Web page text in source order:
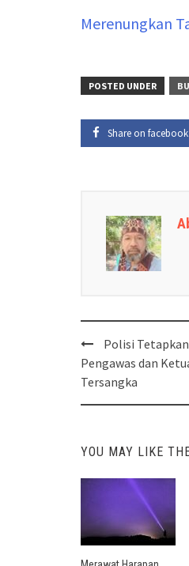
Merenungkan
POSTED UNDER
Share on facebook
Post
navigation
Polisi
Pengawas dan
Tersangka
YOU MAY LIKE